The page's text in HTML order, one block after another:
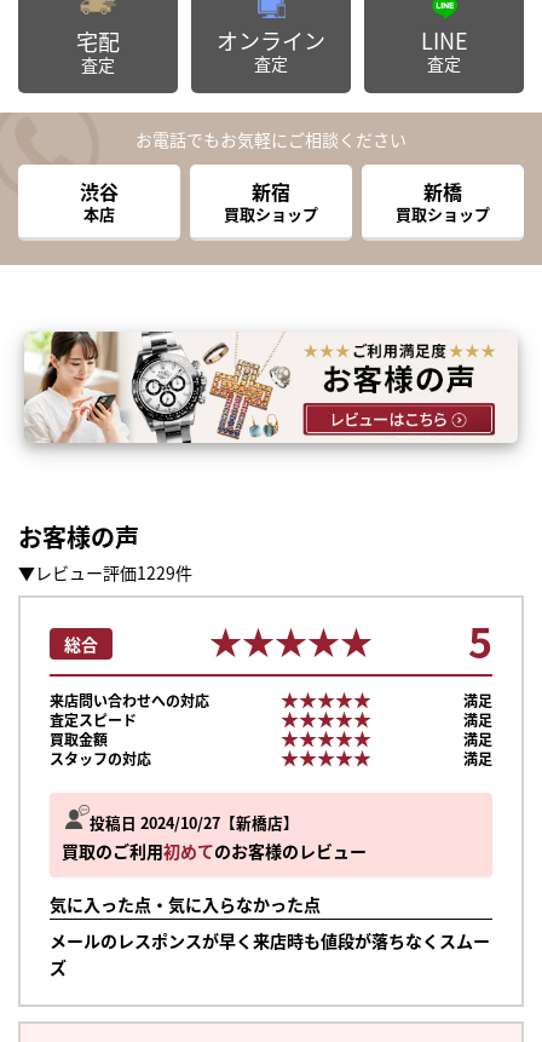
宅配
査定
オンライン
査定
LINE
査定
お電話でもお気軽にご相談ください
渋谷
本店
新宿
買取ショップ
新橋
買取ショップ
お客様の声
▼レビュー評価1229件
投稿日 2024/10/27 新橋店
買取のご利用初めてのお客様のレビュー
気に入った点・気に入らなかった点
メールのレスポンスが早く来店時も値段が落ちなくスムー
ズ
総合 ★★★★★
★★★★★ 5
来店問い合わせへの対応 ★★★★★
★★★★★
満足
査定スピード
★★★★★
★★★★★
満足
買取金額
★★★★★
★★★★★
満足
スタッフの対応
★★★★★
★★★★★ 満足